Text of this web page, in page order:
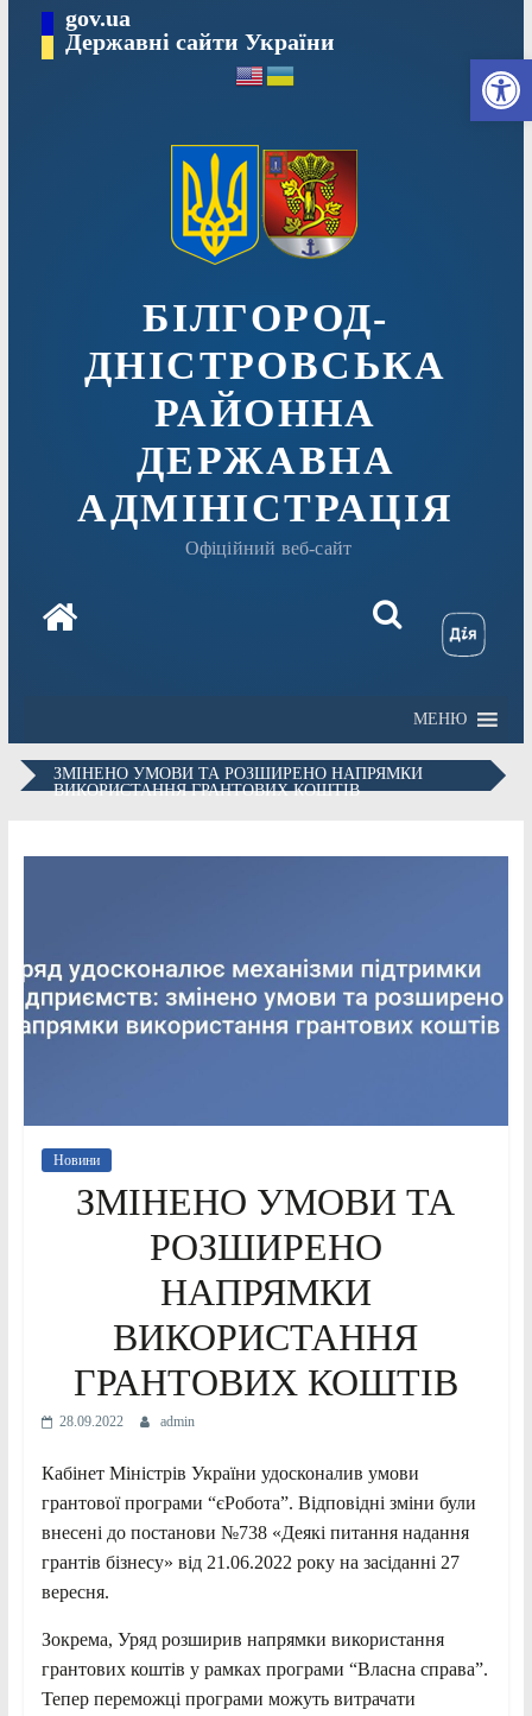
вмісту
gov.ua
Державні сайти України
БІЛГОРОД-
ДНІСТРОВСЬКА
РАЙОННА
ДЕРЖАВНА
АДМІНІСТРАЦІЯ
Офіційний веб-сайт
МЕНЮ
ЗМІНЕНО УМОВИ ТА РОЗШИРЕНО НАПРЯМКИ
ВИКОРИСТАННЯ ГРАНТОВИХ КОШТІВ
Новини
ЗМІНЕНО УМОВИ ТА
РОЗШИРЕНО
НАПРЯМКИ
ВИКОРИСТАННЯ
ГРАНТОВИХ КОШТІВ
28.09.2022 admin
Кабінет Міністрів України удосконалив умови
грантової програми “єРобота”. Відповідні зміни були
внесені до постанови №738 «Деякі питання надання
грантів бізнесу» від 21.06.2022 року на засіданні 27
вересня.
Зокрема, Уряд розширив напрямки використання
грантових коштів у рамках програми “Власна справа”.
Тепер переможці програми можуть витрачати